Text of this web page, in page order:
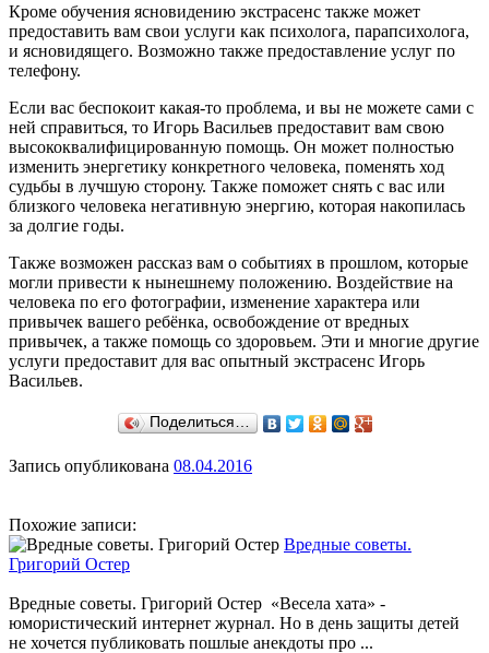
Кроме обучения ясновидению экстрасенс также может
предоставить вам свои услуги как психолога, парапсихолога,
и ясновидящего. Возможно также предоставление услуг по
телефону.
Если вас беспокоит какая-то проблема, и вы не можете сами с
ней справиться, то Игорь Васильев предоставит вам свою
высококвалифицированную помощь. Он может полностью
изменить энергетику конкретного человека, поменять ход
судьбы в лучшую сторону. Также поможет снять с вас или
близкого человека негативную энергию, которая накопилась
за долгие годы.
Также возможен рассказ вам о событиях в прошлом, которые
могли привести к нынешнему положению. Воздействие на
человека по его фотографии, изменение характера или
привычек вашего ребёнка, освобождение от вредных
привычек, а также помощь со здоровьем. Эти и многие другие
услуги предоставит для вас опытный экстрасенс Игорь
Васильев.
Поделиться…
Запись опубликована 08.04.2016
Похожие записи:
Вредные советы.
Григорий Остер
Вредные советы. Григорий Остер «Весела хата» -
юмористический интернет журнал. Но в день защиты детей
не хочется публиковать пошлые анекдоты про ...